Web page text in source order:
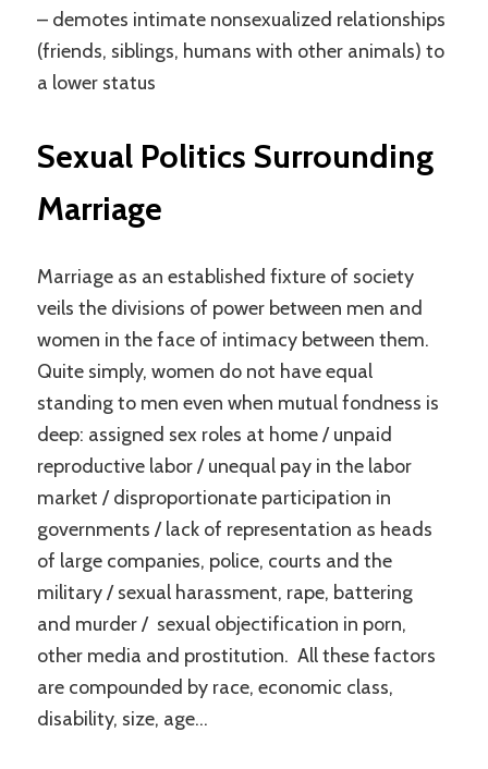
– demotes intimate nonsexualized relationships
(friends, siblings, humans with other animals) to
a lower status
Sexual Politics Surrounding
Marriage
Marriage as an established fixture of society
veils the divisions of power between men and
women in the face of intimacy between them.
Quite simply, women do not have equal
standing to men even when mutual fondness is
deep: assigned sex roles at home / unpaid
reproductive labor / unequal pay in the labor
market / disproportionate participation in
governments / lack of representation as heads
of large companies, police, courts and the
military / sexual harassment, rape, battering
and murder / sexual objectification in porn,
other media and prostitution. All these factors
are compounded by race, economic class,
disability, size, age…